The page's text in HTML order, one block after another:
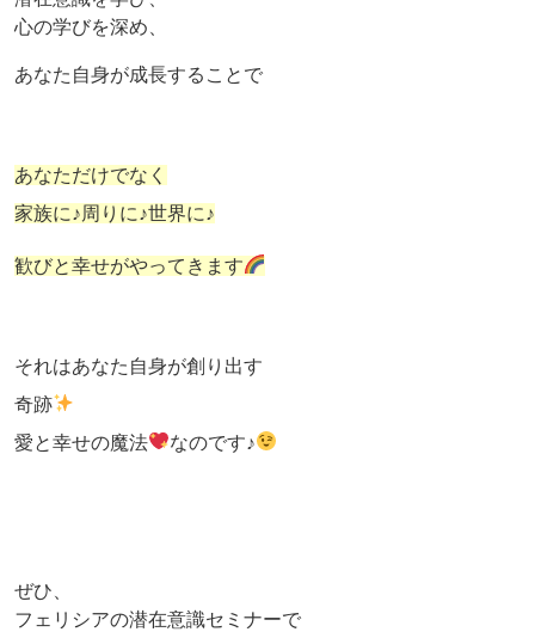
心の学びを深め、
あなた自身が成長することで
あなただけでなく
家族に♪周りに♪世界に♪
歓びと幸せがやってきます
それはあなた自身が創り出す
奇跡
愛と幸せの魔法
なのです♪
ぜひ、
フェリシアの潜在意識セミナーで